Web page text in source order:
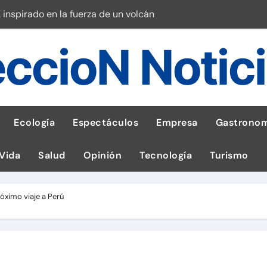
en la fuerza de un volcán
impulsa la salud materna
por ignorar distancias de seguridad
al Perú en Toulouse Lautrec
en cáncer a nivel nacional
¡Descarga la app de Meridianbet y gana una jugada gratis
Ecología Espectáculos Empresa
Salud Opinión Tecnología Turismo
viaje a Perú